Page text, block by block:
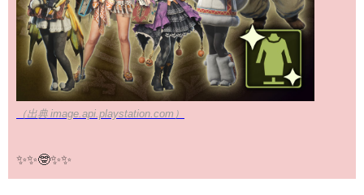
（出典 image.api.playstation.com）
✨✨🤓✨✨